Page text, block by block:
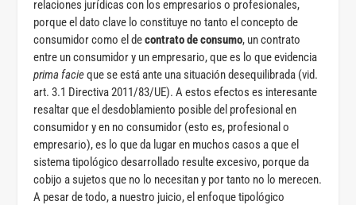
relaciones jurídicas con los empresarios o profesionales,
porque el dato clave lo constituye no tanto el concepto de
consumidor como el decontrato de consumo, un contrato
entre un consumidor y un empresario, que es lo que evidencia
prima facieque se está ante una situación desequilibrada (vid.
art. 3.1 Directiva 2011/83/UE). A estos efectos es interesante
resaltar que el desdoblamiento posible del profesional en
consumidor y en no consumidor (esto es, profesional o
empresario), es lo que da lugar en muchos casos a que el
sistema tipológico desarrollado resulte excesivo, porque da
cobijo a sujetos que no lo necesitan y por tanto no lo merecen.
A pesar de todo, a nuestro juicio, el enfoque tipológico